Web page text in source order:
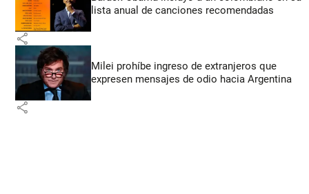
lista anual de canciones recomendadas
share
Milei prohíbe ingreso de extranjeros que
expresen mensajes de odio hacia Argentina
share